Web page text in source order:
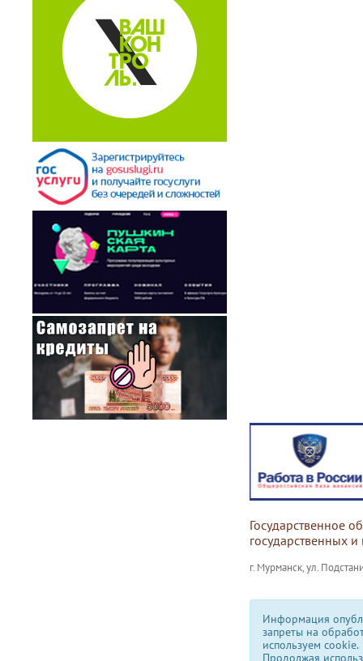
Государственное
государственных
г. Мурманск, ул.
Информация
запреты на
используем сookie.
Продолжая